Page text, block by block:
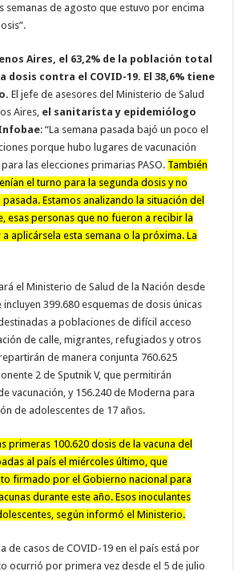
semanas de agosto que estuvo por encima
Aires, el 63,2% de la población total
dosis contra el COVID-19. El 38,6% tiene
El jefe de asesores del Ministerio de Salud
Aires, el sanitarista y epidemiólogo
: “La semana pasada bajó un poco el
porque hubo lugares de vacunación
las elecciones primarias PASO. También
el turno para la segunda dosis y no
Estamos analizando la situación del
esas personas que no fueron a recibir la
aplicársela esta semana o la próxima. La
el Ministerio de Salud de la Nación desde
incluyen 399.680 esquemas de dosis únicas
a poblaciones de difícil acceso
de calle, migrantes, refugiados y otros
de manera conjunta 760.625
2 de Sputnik V, que permitirán
vacunación, y 156.240 de Moderna para
de adolescentes de 17 años.
primeras 100.620 dosis de la vacuna del
al país el miércoles último, que
firmado por el Gobierno nacional para
durante este año. Esos inoculantes
según informó el Ministerio.